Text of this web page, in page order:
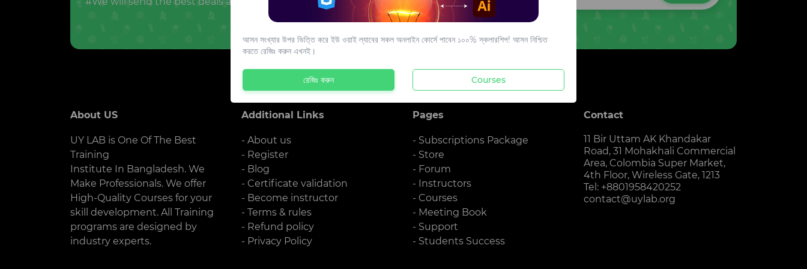
About US
UY LAB is One Of The Best
Training
Institute In Bangladesh. We
Make Professionals. We offer
High-Quality Courses for your
skill development. All Training
programs are designed by
industry experts.
Additional Links
- About us
- Register
- Blog
- Certificate validation
- Become instructor
- Terms & rules
- Refund policy
- Privacy Policy
Pages
- Subscriptions Package
- Store
- Forum
- Instructors
- Courses
- Meeting Book
- Support
- Students Success
Contact
11 Bir Uttam AK Khandakar
Road, 31 Mohakhali Commercial
Area, Colombia Super Market,
4th Floor, Wireless Gate, 1213
Tel: +8801958420252
contact@uylab.org
আসন সংখ্যার উপর ভিত্তি করে ইউ ওয়াই ল্যাবের সকল অনলাইন কোর্সে পাবেন ১০০% স্কলারশিপ! আসন নিশ্চিত
করতে রেজিঃ করুন এখনই।
রেজিঃ করুন Courses